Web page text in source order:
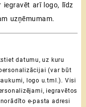
iegravēt arī logo, līdz
uzņēmumam.
datumu, uz kuru
(var būt
logo u.tml.). Visi
iegravētos
e-pasta adresi